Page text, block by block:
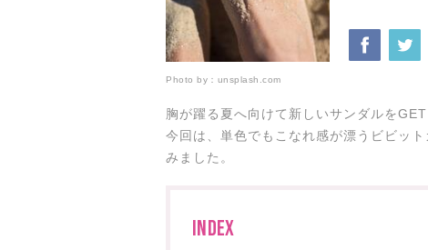
Photo by： unsplash.com
胸が躍る夏へ向けて新しいサンダルを
今回は、単色でもこなれ感が漂うビビッ
みました。
INDEX